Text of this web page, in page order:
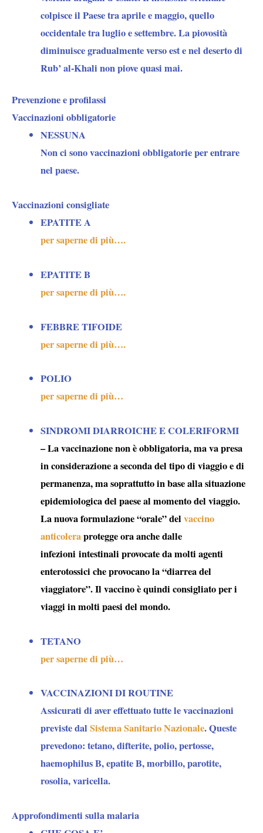
colpisce il Paese tra aprile e maggio, quello
occidentale tra luglio e settembre. La piovosità
diminuisce gradualmente verso est e nel deserto di
Rub’ al-Khali non piove quasi mai.
Prevenzione e profilassi
Vaccinazioni obbligatorie
NESSUNA
Non ci sono vaccinazioni obbligatorie per entrare
nel paese.
Vaccinazioni consigliate
EPATITE A
per saperne di più….
EPATITE B
per saperne di più….
FEBBRE TIFOIDE
per saperne di più….
POLIO
per saperne di più…
SINDROMI DIARROICHE E COLERIFORMI
– La vaccinazione non è obbligatoria, ma va presa
in considerazione a seconda del tipo di viaggio e di
permanenza, ma soprattutto in base alla situazione
epidemiologica del paese al momento del viaggio.
La nuova formulazione “orale” del vaccino
anticoleraprotegge ora anche dalle
infezioni intestinali provocate da molti agenti
enterotossici che provocano la “diarrea del
viaggiatore”. Il vaccino è quindi consigliato per i
viaggi in molti paesi del mondo.
TETANO
per saperne di più…
VACCINAZIONI DI ROUTINE
Assicurati di aver effettuato tutte le vaccinazioni
previste dalSistema Sanitario Nazionale. Queste
prevedono: tetano, difterite, polio, pertosse,
haemophilus B, epatite B, morbillo, parotite,
rosolia, varicella.
Approfondimenti sulla malaria